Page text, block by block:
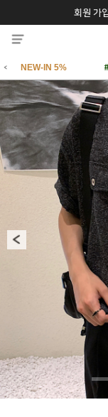
회원 가
추석 특별 할
NEW-IN 5%